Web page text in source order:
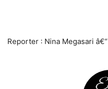
Reporter : Nina Megasari